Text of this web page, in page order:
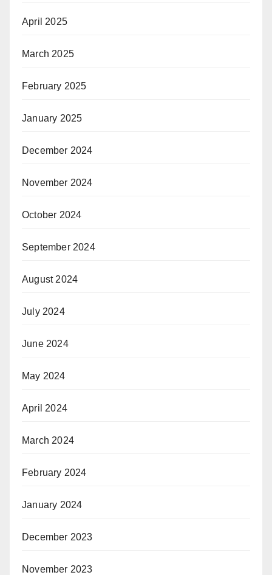
April 2025
March 2025
February 2025
January 2025
December 2024
November 2024
October 2024
September 2024
August 2024
July 2024
June 2024
May 2024
April 2024
March 2024
February 2024
January 2024
December 2023
November 2023